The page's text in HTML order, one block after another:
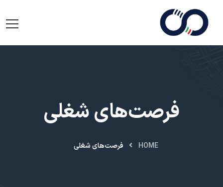
فرصت‌های شغلی
HOME فرصت‌های شغلی